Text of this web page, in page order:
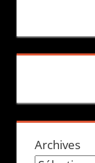
Archives